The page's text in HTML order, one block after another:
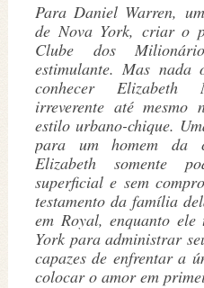
Para Daniel Warren,
de Nova York, criar o
Clube dos
estimulante. Mas
conhecer
irreverente até
estilo urbano-chique.
para um homem da
Elizabeth somente
superficial e sem
testamento da família
em Royal, enquanto
York para administrar
capazes de enfrentar a
colocar o amor em